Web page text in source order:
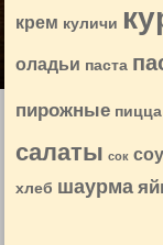
крем куличи
оладьи паста
пирожные пицца
салаты сок
хлеб шаурма